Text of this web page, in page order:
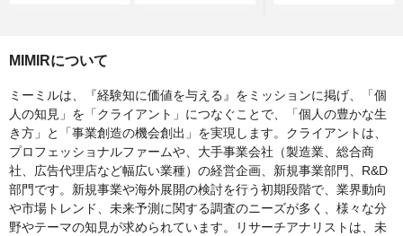
MIMIRについて
ミーミルは、『経験知に価値を与える』をミッションに掲げ、「個
人の知見」を「クライアント」につなぐことで、「個人の豊かな生
き方」と「事業創造の機会創出」を実現します。クライアントは、
プロフェッショナルファームや、大手事業会社（製造業、総合商
社、広告代理店など幅広い業種）の経営企画、新規事業部門、R&D
部門です。新規事業や海外展開の検討を行う初期段階で、業界動向
や市場トレンド、未来予測に関する調査のニーズが多く、様々な分
野やテーマの知見が求められています。リサーチアナリストは、未